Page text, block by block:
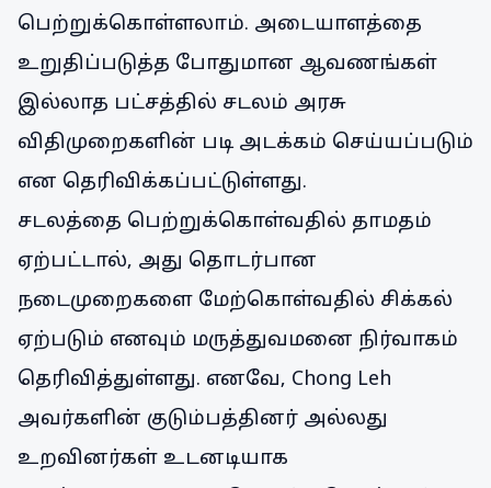
பெற்றுக்கொள்ளலாம். அடையாளத்தை
உறுதிப்படுத்த போதுமான ஆவணங்கள்
இல்லாத பட்சத்தில் சடலம் அரசு
விதிமுறைகளின் படி அடக்கம் செய்யப்படும்
என தெரிவிக்கப்பட்டுள்ளது.
சடலத்தை பெற்றுக்கொள்வதில் தாமதம்
ஏற்பட்டால், அது தொடர்பான
நடைமுறைகளை மேற்கொள்வதில் சிக்கல்
ஏற்படும் எனவும் மருத்துவமனை நிர்வாகம்
தெரிவித்துள்ளது. எனவே, Chong Leh
அவர்களின் குடும்பத்தினர் அல்லது
உறவினர்கள் உடனடியாக